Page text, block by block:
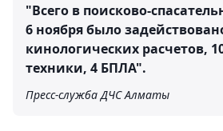
"Всего в поисково-
6 ноября было
кинологических расчетов,
техники, 4 БПЛА".
Пресс-служба ДЧС Алматы